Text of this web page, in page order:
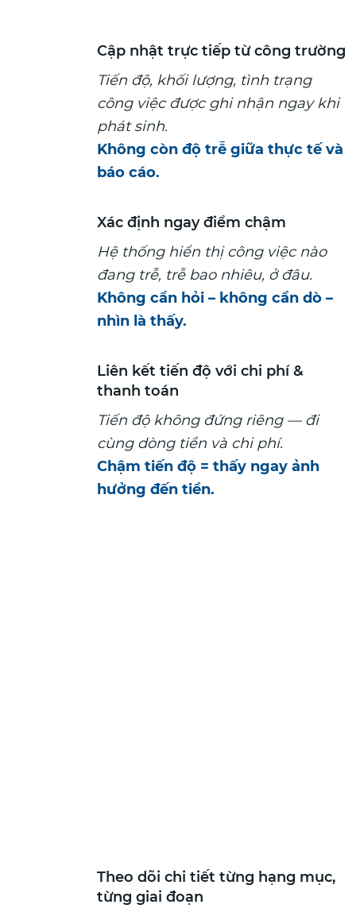
Cập nhật trực tiếp từ công trường
Tiến độ, khối lượng, tình trạng
công việc được ghi nhận ngay khi
phát sinh.
Không còn độ trễ giữa thực tế và
báo cáo.
Xác định ngay điểm chậm
Hệ thống hiển thị công việc nào
đang trễ, trễ bao nhiêu, ở đâu.
Không cần hỏi – không cần dò –
nhìn là thấy.
Liên kết tiến độ với chi phí &
thanh toán
Tiến độ không đứng riêng — đi
cùng dòng tiền và chi phí.
Chậm tiến độ = thấy ngay ảnh
hưởng đến tiền.
Theo dõi chi tiết từng hạng mục,
từng giai đoạn